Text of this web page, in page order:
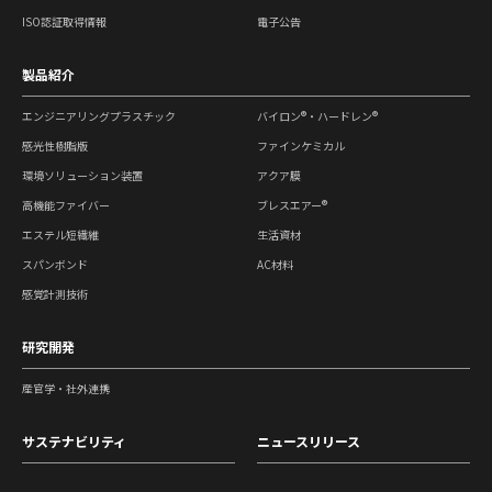
ISO認証取得情報 電子公告
製品紹介
エンジニアリングプラスチック
バイロン®・ハードレン®
感光性樹脂版
ファインケミカル
環境ソリューション装置
アクア膜
高機能ファイバー
ブレスエアー®
エステル短繊維
生活資材
スパンボンド
AC材料
感覚計測技術
研究開発
産官学・社外連携
サステナビリティ ニュースリリース